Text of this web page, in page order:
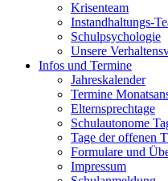
Krisenteam
Instandhaltungs-
Schulpsychologie
Unsere
Infos und Termine
Jahreskalender
Termine
Elternsprechtage
Schulautonome
Tage der offenen
Formulare und
Impressum